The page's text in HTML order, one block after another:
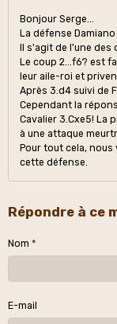
Bonjour Serge...
La défense
Il s'agit de l'une
Le coup 2...f6? est
leur aile-roi et
Après 3.d4 suivi de
Cependant la
Cavalier 3.Cxe5! La
à une attaque
Pour tout cela,
cette défense.
Répondre à ce
Nom
E-mail